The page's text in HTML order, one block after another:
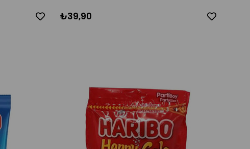
₺39,90